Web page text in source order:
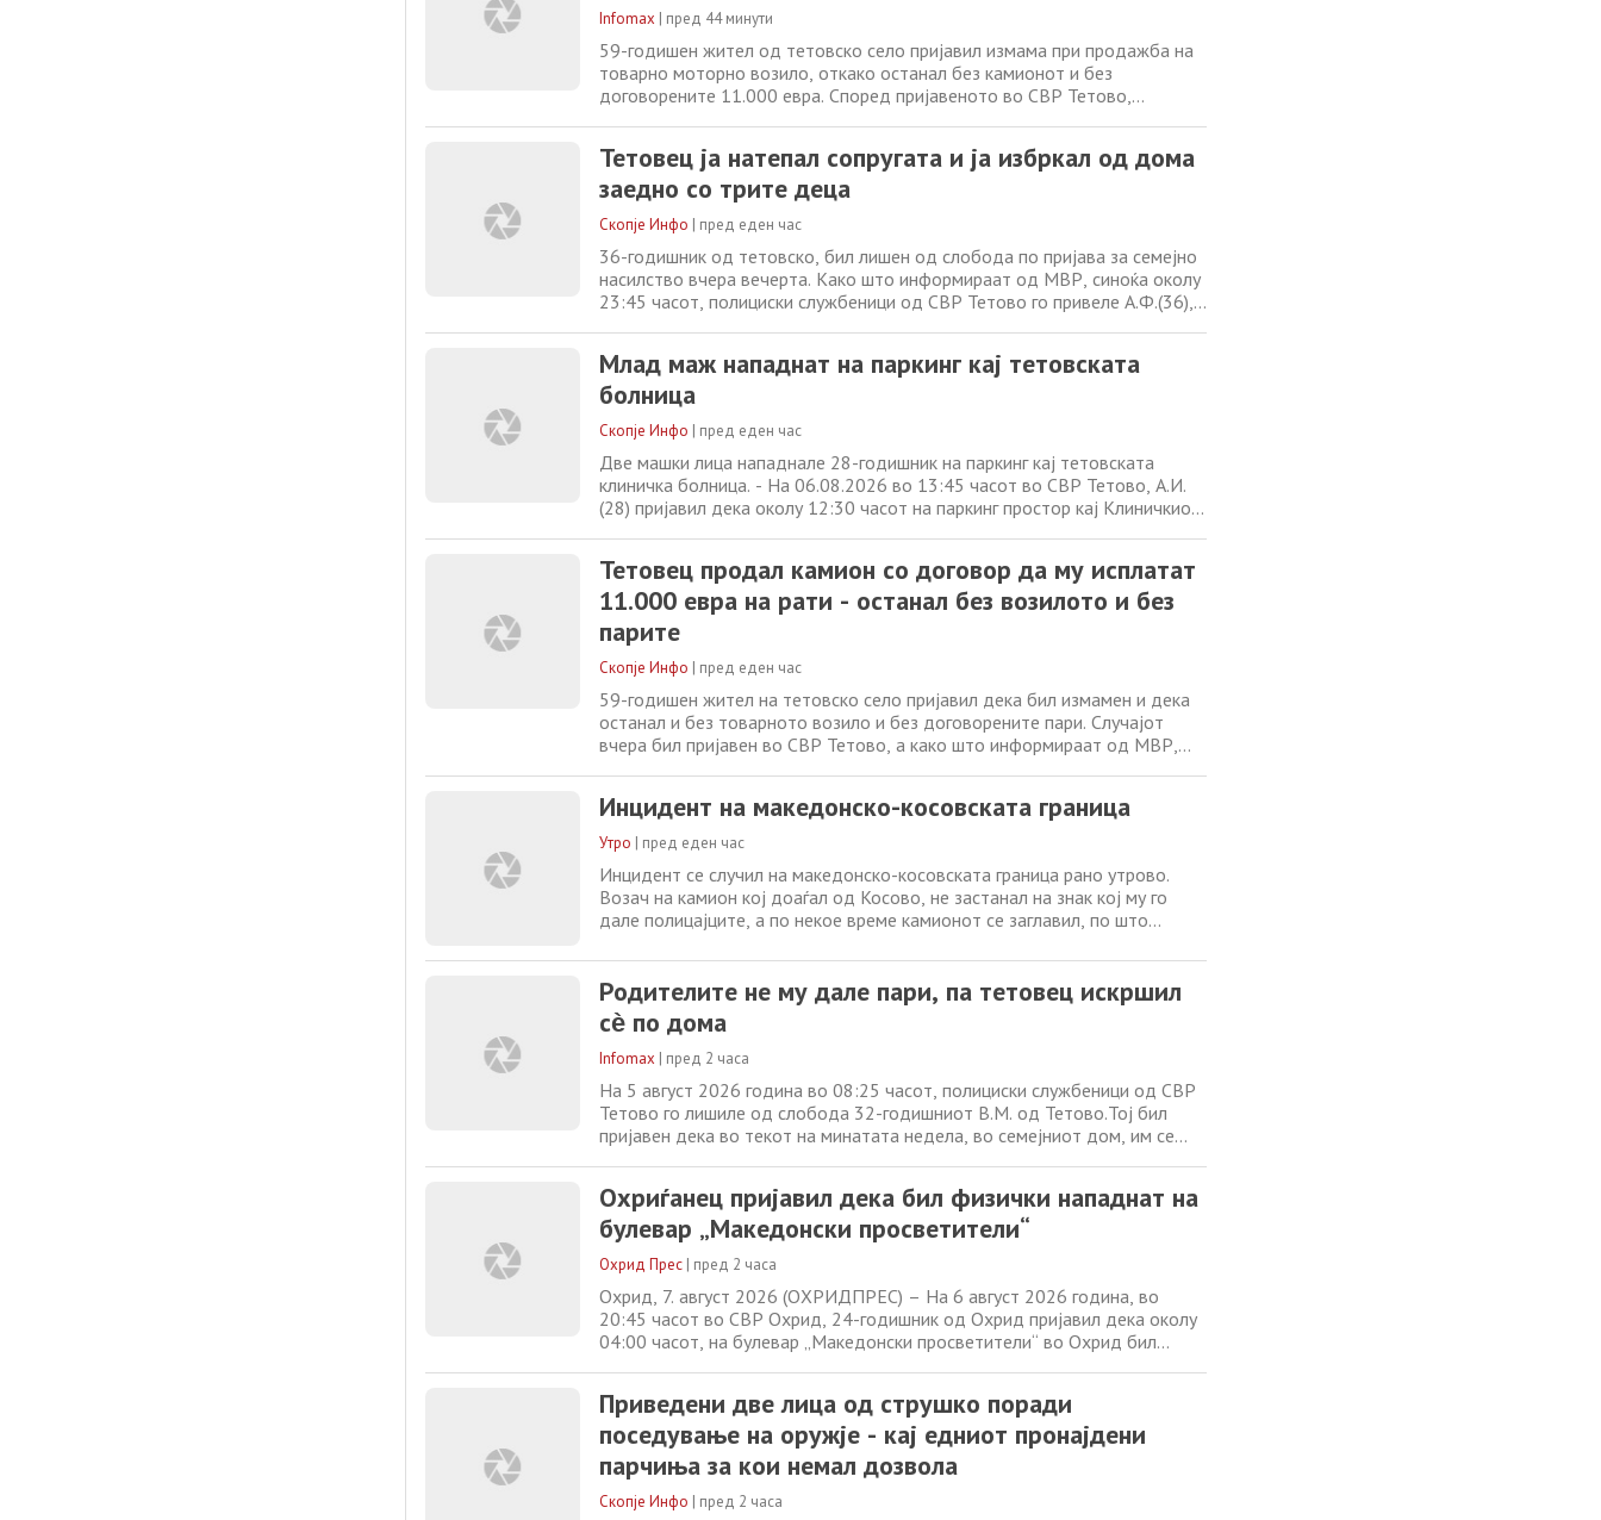
Infomax | пред 44 минути
59-годишен жител од тетовско село пријавил измама при продажба на
товарно моторно возило, откако останал без камионот и без
договорените 11.000 евра. Според пријавеното во СВР Тетово,
исплатена, а камионот не бил вратен. Случајот
Тетовец ја натепал сопругата и ја избркал од дома
заедно со трите деца
Скопје Инфо | пред еден час
36-годишник од тетовско, бил лишен од слобода по пријава за семејно
насилство вчера вечерта. Како што информираат од МВР, синоќа околу
23:45 часот, полициски службеници од СВР Тетово го привеле А.Ф.(36),
со нивните
Млад маж нападнат на паркинг кај тетовската
болница
Скопје Инфо | пред еден час
Две машки лица нападнале 28-годишник на паркинг кај тетовската
клиничка болница. - На 06.08.2026 во 13:45 часот во СВР Тетово, А.И.
(28) пријавил дека околу 12:30 часот на паркинг простор кај Клиничкиот
на случајот.
Тетовец продал камион со договор да му исплатат
11.000 евра на рати - останал без возилото и без
парите
Скопје Инфо | пред еден час
59-годишен жител на тетовско село пријавил дека бил измамен и дека
останал и без товарното возило и без договорените пари. Случајот
вчера бил пријавен во СВР Тетово, а како што информираат од МВР,
ознаки, сопственост
Инцидент на македонско-косовската граница
Утро | пред еден час
Инцидент се случил на македонско-косовската граница рано утрово.
Возач на камион кој доаѓал од Косово, не застанал на знак кој му го
дале полицајците, а по некое време камионот се заглавил, по што
место викано Кодра Фура, полициски службеници од Полициската
станица за граничен надзор
Родителите не му дале пари, па тетовец искршил
сѐ по дома
Infomax | пред 2 часа
На 5 август 2026 година во 08:25 часот, полициски службеници од СВР
Тетово го лишиле од слобода 32-годишниот В.М. од Тетово.Тој бил
пријавен дека во текот на минатата недела, во семејниот дом, им се
со остар предмет
Охриѓанец пријавил дека бил физички нападнат на
булевар „Македонски просветители“
Охрид Прес | пред 2 часа
Охрид, 7. август 2026 (ОХРИДПРЕС) – На 6 август 2026 година, во
20:45 часот во СВР Охрид, 24-годишник од Охрид пријавил дека околу
04:00 часот, на булевар „Македонски просветители“ во Охрид бил
СВР Охрид фото: ОхридПрес
Приведени две лица од струшко поради
поседување на оружје - кај едниот пронајдени
парчиња за кои немал дозвола
Скопје Инфо | пред 2 часа